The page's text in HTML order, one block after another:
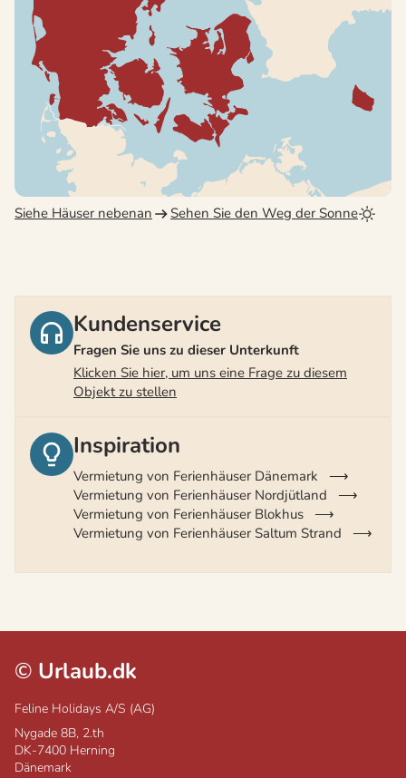
Siehe Häuser nebenan Sehen Sie den Weg der Sonne
Kundenservice
Fragen Sie uns zu dieser Unterkunft
Klicken Sie hier, um uns eine Frage zu diesem
Objekt zu stellen
Inspiration
Vermietung von Ferienhäuser Dänemark
Vermietung von Ferienhäuser Nordjütland
Vermietung von Ferienhäuser Blokhus
Vermietung von Ferienhäuser Saltum Strand
© Urlaub.dk
Feline Holidays A/S (AG)
Nygade 8B, 2.th
DK-7400 Herning
Dänemark